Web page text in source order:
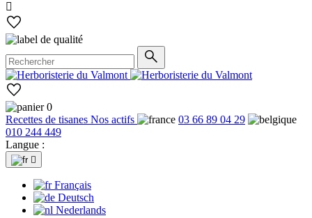

0
Recettes de tisanes Nos actifs
03 66 89 04 29
010 244 449
Langue :

Français
Deutsch
Nederlands